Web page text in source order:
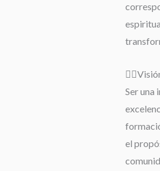
Ser una
el